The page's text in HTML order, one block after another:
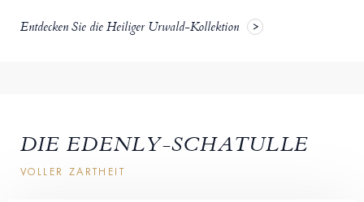
Entdecken Sie die Heiliger Urwald-Kollektion
DIE EDENLY-SCHATULLE
VOLLER ZARTHEIT